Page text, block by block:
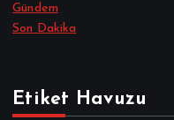
Gündem
Son Dakika
Etiket Havuzu